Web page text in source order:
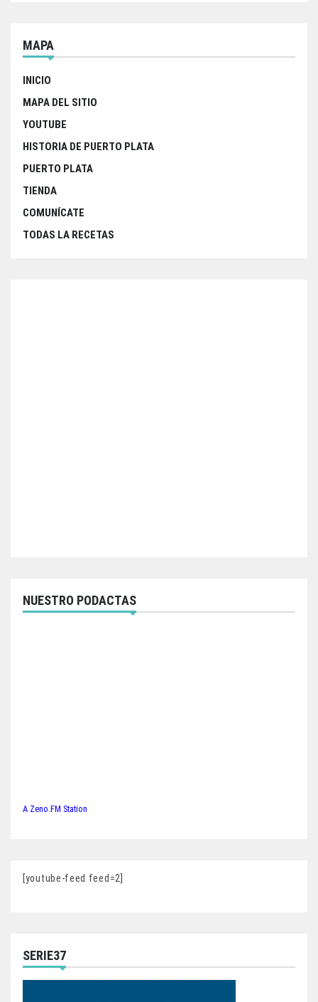
MAPA
INICIO
MAPA DEL SITIO
YOUTUBE
HISTORIA DE PUERTO PLATA
PUERTO PLATA
TIENDA
COMUNÍCATE
TODAS LA RECETAS
NUESTRO PODACTAS
A Zeno.FM Station
[youtube-feed feed=2]
SERIE37